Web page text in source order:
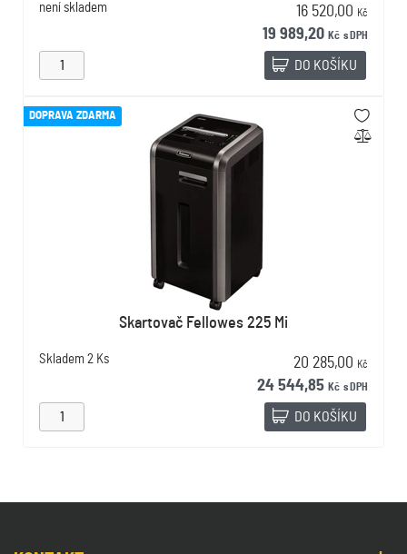
není skladem 16 520,00 Kč
19 989,20 Kč s DPH
DO KOŠÍKU
DOPRAVA ZDARMA
Skartovač Fellowes 225 Mi
Skladem 2 Ks 20 285,00 Kč
24 544,85 Kč s DPH
DO KOŠÍKU